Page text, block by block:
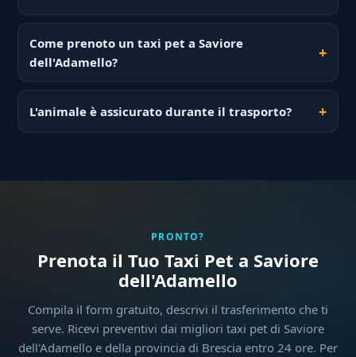
Come prenoto un taxi pet a Saviore
dell'Adamello?
L'animale è assicurato durante il trasporto?
PRONTO?
Prenota il Tuo Taxi Pet a Saviore
dell'Adamello
Compila il form gratuito, descrivi il trasferimento che ti
serve. Ricevi preventivi dai migliori taxi pet di Saviore
dell'Adamello e della provincia di Brescia entro 24 ore. Per